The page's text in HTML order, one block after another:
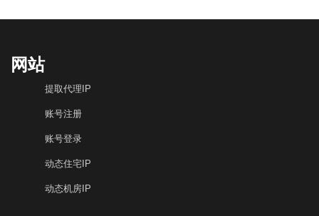
网站
提取代理IP
账号注册
账号登录
动态住宅IP
动态机房IP